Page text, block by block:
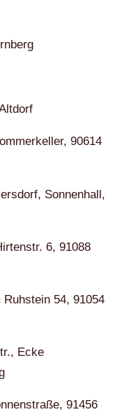
90614
Sonnenhall,
6, 91088
54, 91054
Ecke
91456